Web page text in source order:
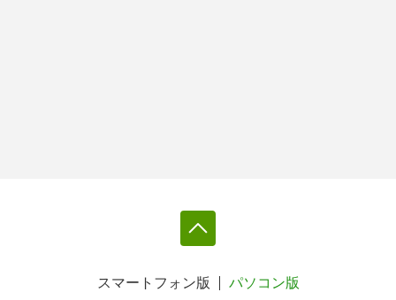
スマートフォン版 パソコン版